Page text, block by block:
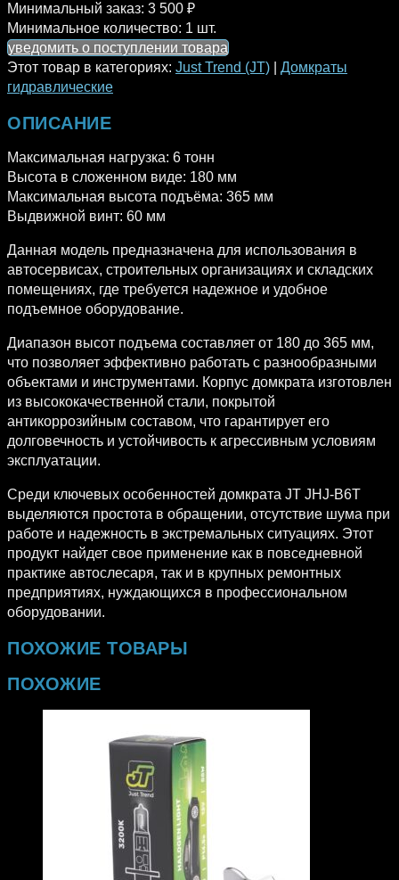
Минимальный заказ: 3 500 ₽
Минимальное количество: 1 шт.
уведомить о поступлении товара
Этот товар в категориях: Just Trend (JT)
Домкраты
гидравлические
ОПИСАНИЕ
Максимальная нагрузка: 6 тонн
Высота в сложенном виде: 180 мм
Максимальная высота подъёма: 365 мм
Выдвижной винт: 60 мм
Данная модель предназначена для использования в
автосервисах, строительных организациях и складских
помещениях, где требуется надежное и удобное
подъемное оборудование.
Диапазон высот подъема составляет от 180 до 365 мм,
что позволяет эффективно работать с разнообразными
объектами и инструментами. Корпус домкрата изготовлен
из высококачественной стали, покрытой
антикоррозийным составом, что гарантирует его
долговечность и устойчивость к агрессивным условиям
эксплуатации.
Среди ключевых особенностей домкрата JT JHJ-B6T
выделяются простота в обращении, отсутствие шума при
работе и надежность в экстремальных ситуациях. Этот
продукт найдет свое применение как в повседневной
практике автослесаря, так и в крупных ремонтных
предприятиях, нуждающихся в профессиональном
оборудовании.
ПОХОЖИЕ ТОВАРЫ
ПОХОЖИЕ